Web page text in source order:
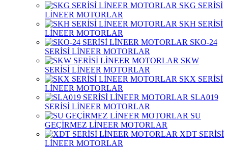
SKG SERİSİ
LİNEER MOTORLAR
SKH SERİSİ
LİNEER MOTORLAR
SKO-24
SERİSİ LİNEER MOTORLAR
SKW
SERİSİ LİNEER MOTORLAR
SKX SERİSİ
LİNEER MOTORLAR
SLA019
SERİSİ LİNEER MOTORLAR
SU
GEÇİRMEZ LİNEER MOTORLAR
XDT SERİSİ
LİNEER MOTORLAR